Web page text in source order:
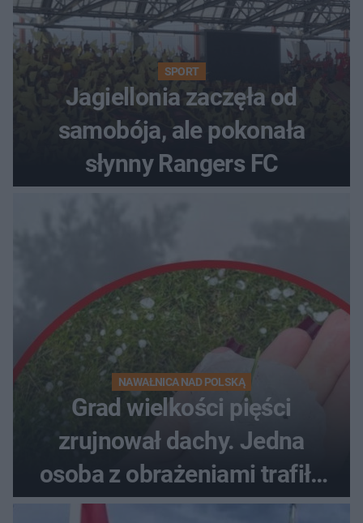
SPORT
Jagiellonia zaczęła od
samobója, ale pokonała
słynny Rangers FC
NAWAŁNICA NAD POLSKĄ
Grad wielkości pięści
zrujnował dachy. Jedna
osoba z obrażeniami trafiła
do szpitala